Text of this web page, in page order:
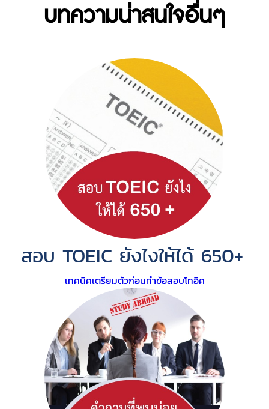
บทความน่าสนใจอื่นๆ
สอบ TOEIC ยังไงให้ได้ 650+
เทคนิคเตรียมตัวก่อนทำข้อสอบโทอิค